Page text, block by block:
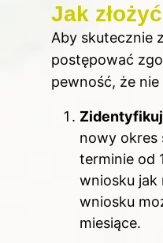
Jak
Aby skutecznie
postępować
pewność, że
Zidentyfikuj
nowy okres
terminie od
wniosku jak
wniosku
miesiące.